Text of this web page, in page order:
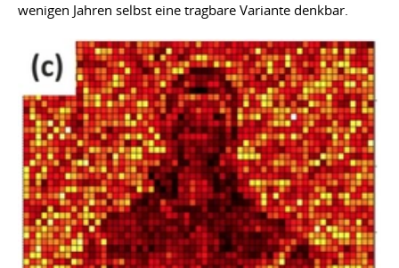
wenigen Jahren selbst eine tragbare Variante denkbar.